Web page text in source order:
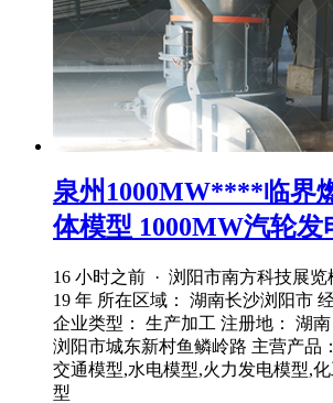
泉州1000MW****临界
体模型 1000MW汽轮发
16 小时之前 · 浏阳市南方科技展览
19 年 所在区域： 湖南长沙浏阳市
企业类型： 生产加工 注册地： 湖
浏阳市城东新村鱼鳞岭路 主营产品
交通模型,水电模型,火力发电模型,
型